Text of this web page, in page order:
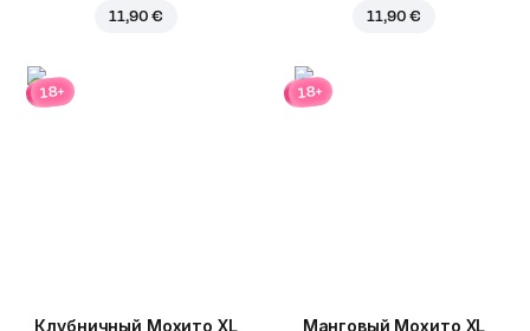
11,90 € 11,90 €
18+
Клубничный Мохито XL
18+
Манговый Мохито XL